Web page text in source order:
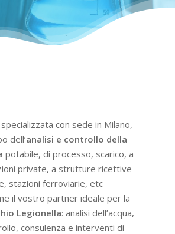
con sede in Milano,
dell’analisi e controllo della
potabile, di processo, scarico, a
private, a strutture ricettive
stazioni ferroviarie, etc
il vostro partner ideale per la
Legionella: analisi dell’acqua,
consulenza e interventi di